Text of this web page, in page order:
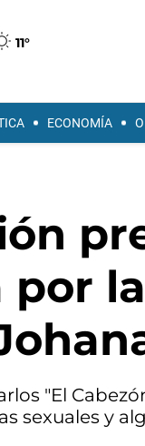
11°
ECONOMÍA
por
"El
sexuales y